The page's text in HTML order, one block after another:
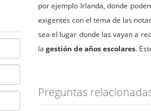
por ejemplo Irlanda, donde
exigentes con el tema de las
sea el lugar donde las vayan a
la gestión de años escolares.
Preguntas